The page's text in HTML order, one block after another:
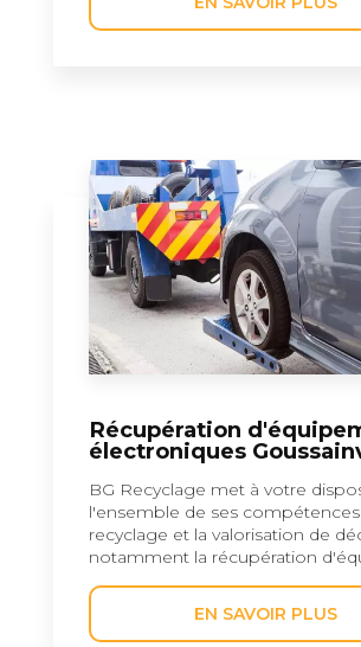
Récupération
électroniques
BG Recyclage met à votre
l'ensemble de ses compétences
recyclage et la valorisation de
notamment la récupération
EN SAVOIR PLUS